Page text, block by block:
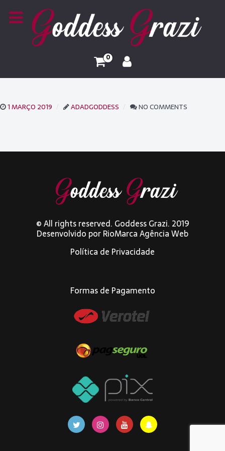
0
1 MARÇO 2019 ADADGODDESS NO COMMENTS
© All rights reserved. Goddess Grazi. 2019
Desenvolvido porRioMarca Agência Web
Política de Privacidade
Formas de Pagamento